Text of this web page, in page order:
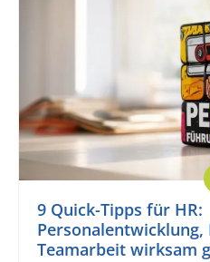
9 Quick-Tipps für HR:
Personalentwicklung,
Teamarbeit wirksam